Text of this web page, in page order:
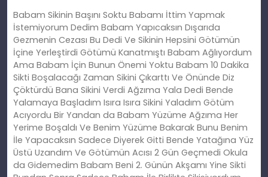
Babam Sikinin Başını Soktu Babamı İttim Yapmak
İstemiyorum Dedim Babam Yapıcaksın Dışarıda
Gezmenin Cezası Bu Dedi Ve Sikinin Hepsini Götümün
İçine Yerleştirdi Götümü Kanatmıştı Babam Ağlıyordum
Ama Babam İçin Bunun Önemi Yoktu Babam 10 Dakika
Sikti Boşalacağı Zaman Sikini Çıkarttı Ve Önünde Diz
Çöktürdü Bana Sikini Verdi Ağzıma Yala Dedi Bende
Yalamaya Başladım Isıra Isıra Sikini Yaladım Götüm
Acıyordu Bir Yandan da Babam Yüzüme Ağzıma Her
Yerime Boşaldı Ve Benim Yüzüme Bakarak Bunu Benim
İle Yapacaksın Sadece Diyerek Gitti Bende Yatağına Yüz
Üstü Uzandım Ve Götümün Acısı 2 Gün Geçmedi Okula
da Gidemedim Babam Beni 2. Günün Akşamı Yine Sikti